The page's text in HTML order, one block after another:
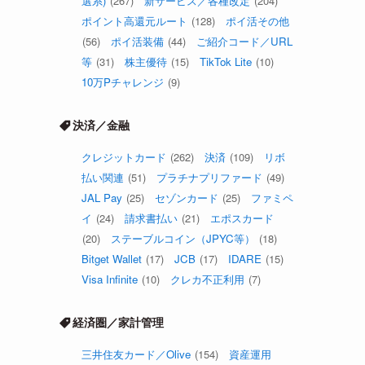
ポイント高還元ルート (128)
ポイ活その他
(56)
ポイ活装備 (44)
ご紹介コード／URL
等 (31) 株主優待 (15) TikTok Lite (10)
10万Pチャレンジ (9)
決済／金融
クレジットカード (262) 決済 (109)
リボ
払い関連 (51) プラチナプリファード (49)
JAL Pay (25) セゾンカード (25)
ファミペ
イ (24) 請求書払い (21)
エポスカード
(20)
ステーブルコイン（JPYC等）
(18)
Bitget Wallet (17) JCB (17) IDARE (15)
Visa Infinite (10) クレカ不正利用 (7)
経済圏／家計管理
三井住友カード／Olive (154) 資産運用